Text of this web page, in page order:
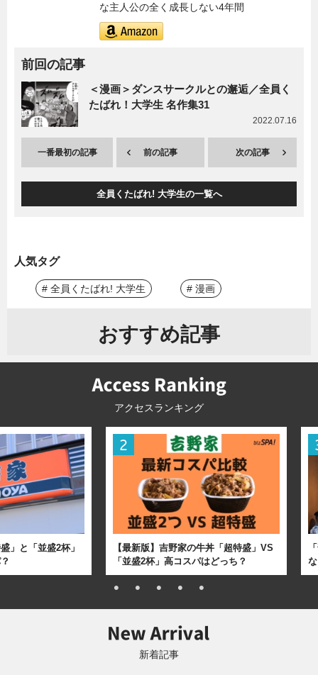
な主人公の全く成長しない4年間
前回の記事
＜漫画＞ダンスサークルとの邂逅／全員く
たばれ！大学生 名作集31
2022.07.16
一番最初の記事 前の記事 次の記事
全員くたばれ! 大学生の一覧へ
人気タグ
# 全員くたばれ! 大学生 # 漫画
おすすめ記事
アクセスランキング
」と「並盛2杯」
【最新版】吉野家の牛丼「超特盛」VS
「並盛2杯」高コスパはどっち？
新着記事